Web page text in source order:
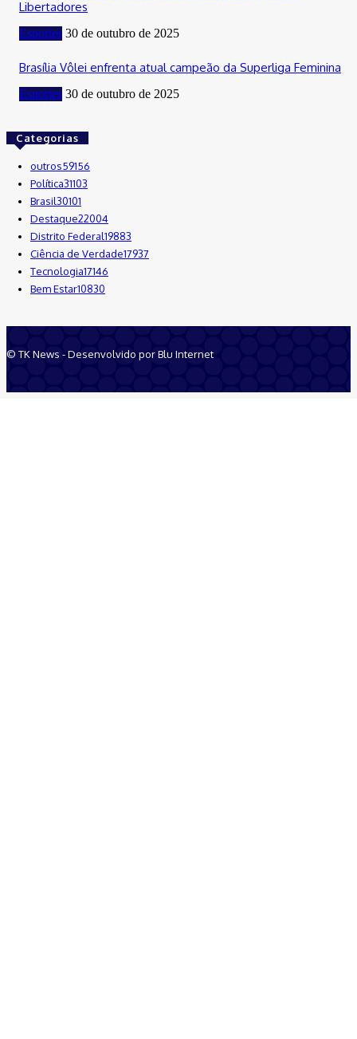
Libertadores
Esportes 30 de outubro de 2025
Brasília Vôlei enfrenta atual campeão da Superliga Feminina
Esportes 30 de outubro de 2025
Categorias
outros59156
Política31103
Brasil30101
Destaque22004
Distrito Federal19883
Ciência de Verdade17937
Tecnologia17146
Bem Estar10830
© TK News - Desenvolvido por Blu Internet